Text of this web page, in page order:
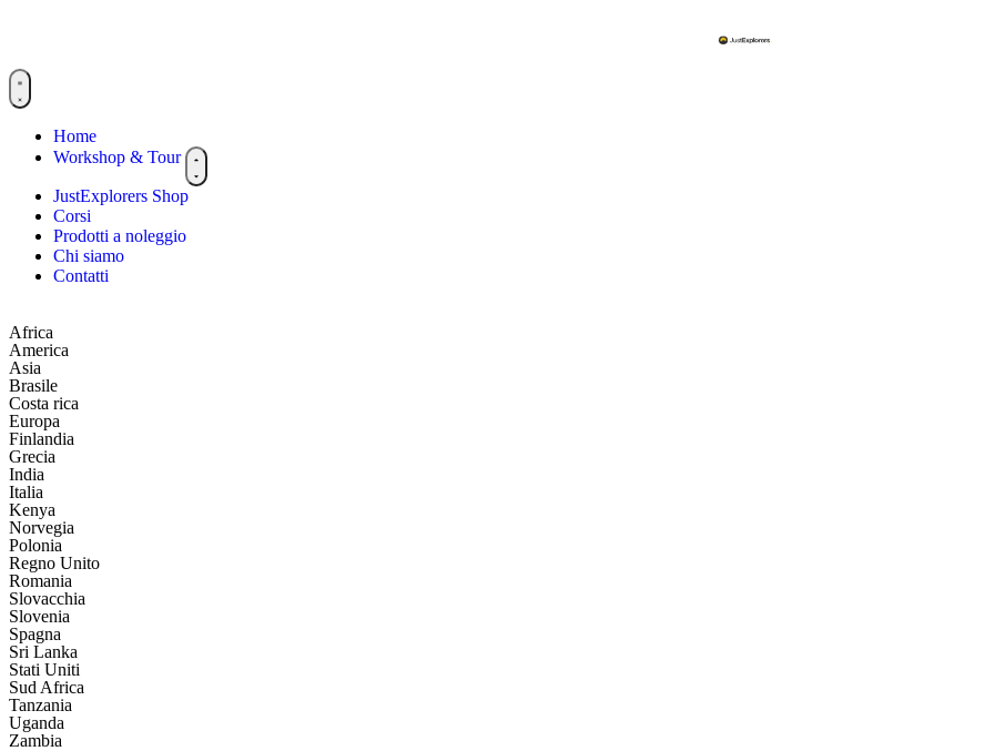
Home
Workshop & Tour
JustExplorers Shop
Corsi
Prodotti a noleggio
Chi siamo
Contatti
Africa
America
Asia
Brasile
Costa rica
Europa
Finlandia
Grecia
India
Italia
Kenya
Norvegia
Polonia
Regno Unito
Romania
Slovacchia
Slovenia
Spagna
Sri Lanka
Stati Uniti
Sud Africa
Tanzania
Uganda
Zambia